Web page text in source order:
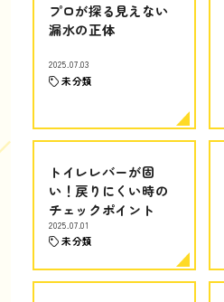
プロが探る見えない
漏水の正体
2025.07.03
未分類
トイレレバーが固
い！戻りにくい時の
チェックポイント
2025.07.01
未分類